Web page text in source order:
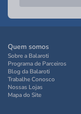
Quem somos
Sobre a Balaroti
Programa de Parceiros
Blog da Balaroti
Trabalhe Conosco
Nossas Lojas
Mapa do Site